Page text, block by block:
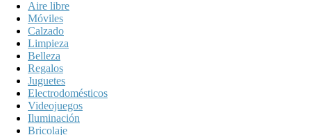
Aire libre
Móviles
Calzado
Limpieza
Belleza
Regalos
Juguetes
Electrodomésticos
Videojuegos
Iluminación
Bricolaje